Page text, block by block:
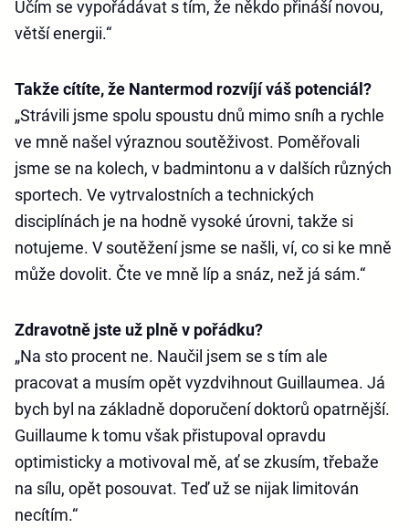
Učím se vypořádávat s tím, že někdo přináší novou,
větší energii.“
Takže cítíte, že Nantermod rozvíjí váš potenciál?
„Strávili jsme spolu spoustu dnů mimo sníh a rychle
ve mně našel výraznou soutěživost. Poměřovali
jsme se na kolech, v badmintonu a v dalších různých
sportech. Ve vytrvalostních a technických
disciplínách je na hodně vysoké úrovni, takže si
notujeme. V soutěžení jsme se našli, ví, co si ke mně
může dovolit. Čte ve mně líp a snáz, než já sám.“
Zdravotně jste už plně v pořádku?
„Na sto procent ne. Naučil jsem se s tím ale
pracovat a musím opět vyzdvihnout Guillaumea. Já
bych byl na základně doporučení doktorů opatrnější.
Guillaume k tomu však přistupoval opravdu
optimisticky a motivoval mě, ať se zkusím, třebaže
na sílu, opět posouvat. Teď už se nijak limitován
necítím.“